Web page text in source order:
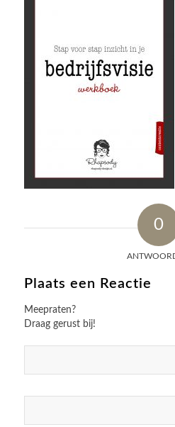
0
Plaats een Reactie
Meepraten?
Draag gerust bij!